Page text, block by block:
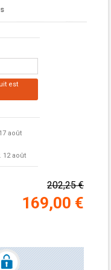
est
août
12 août
202,25 €
169,00 €